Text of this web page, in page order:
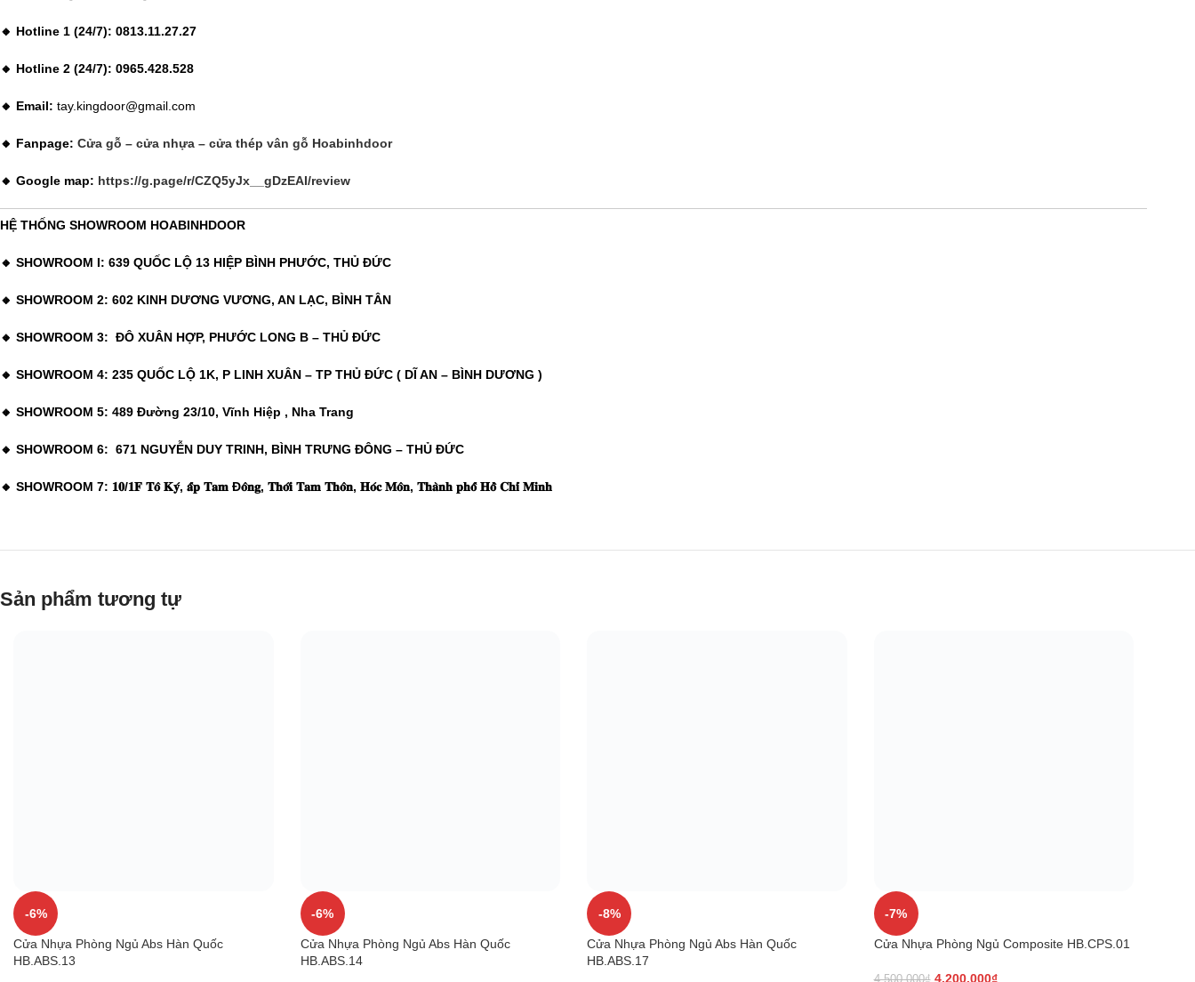
🔸 Hotline 1 (24/7): 0813.11.27.27
🔸 Hotline 2 (24/7): 0965.428.528
🔸 Email: tay.kingdoor@gmail.com
🔸 Fanpage: Cửa gỗ – cửa nhựa – cửa thép vân gỗ Hoabinhdoor
🔸 Google map: https://g.page/r/CZQ5yJx__gDzEAI/review
HỆ THỐNG SHOWROOM HOABINHDOOR
🔸 SHOWROOM I: 639 QUỐC LỘ 13 HIỆP BÌNH PHƯỚC, THỦ ĐỨC
🔸 SHOWROOM 2: 602 KINH DƯƠNG VƯƠNG, AN LẠC, BÌNH TÂN
🔸 SHOWROOM 3: ĐÔ XUÂN HỢP, PHƯỚC LONG B – THỦ ĐỨC
🔸 SHOWROOM 4: 235 QUỐC LỘ 1K, P LINH XUÂN – TP THỦ ĐỨC ( DĨ AN – BÌNH DƯƠNG )
🔸 SHOWROOM 5: 489 Đường 23/10, Vĩnh Hiệp , Nha Trang
🔸 SHOWROOM 6: 671 NGUYỄN DUY TRINH, BÌNH TRƯNG ĐÔNG – THỦ ĐỨC
🔸 SHOWROOM 7: 𝟏𝟎/𝟏𝐅 𝐓𝐨̂ 𝐊𝐲́, 𝐚̂́𝐩 𝐓𝐚𝐦 Đ𝐨̂𝐧𝐠, 𝐓𝐡𝐨̛́𝐢 𝐓𝐚𝐦 𝐓𝐡𝐨̂𝐧, 𝐇𝐨́𝐜 𝐌𝐨̂𝐧, 𝐓𝐡𝐚̀𝐧𝐡 𝐩𝐡𝐨̂́ 𝐇𝐨̂̀ 𝐂𝐡𝐢́ 𝐌𝐢𝐧𝐡
Sản phẩm tương tự
-6%
Cửa Nhựa Phòng Ngủ Abs Hàn Quốc
HB.ABS.13
-6%
Cửa Nhựa Phòng Ngủ Abs Hàn Quốc
HB.ABS.14
-8%
Cửa Nhựa Phòng Ngủ Abs Hàn Quốc
HB.ABS.17
-7%
Cửa Nhựa Phòng Ngủ Composite HB.CPS.01
4.500.000₫ 4.200.000₫